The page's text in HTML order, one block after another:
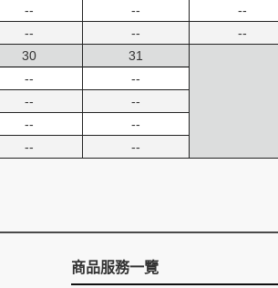
--
--
--
--
--
--
30
--
--
--
--
31
--
--
--
--
商品服務一覽